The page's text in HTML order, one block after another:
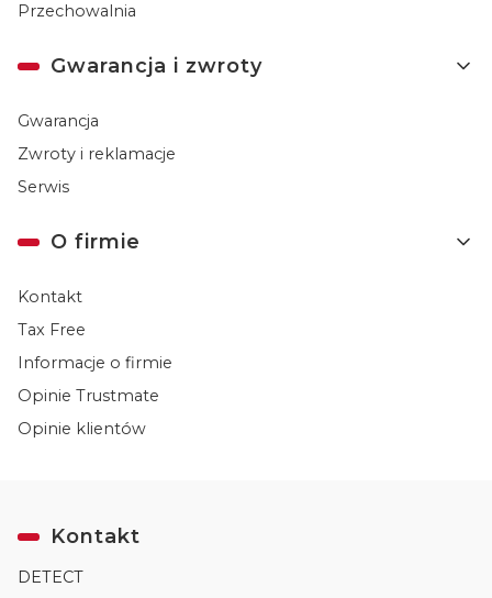
Przechowalnia
Gwarancja i zwroty
Gwarancja
Zwroty i reklamacje
Serwis
O firmie
Kontakt
Tax Free
Informacje o firmie
Opinie Trustmate
Opinie klientów
Kontakt
DETECT